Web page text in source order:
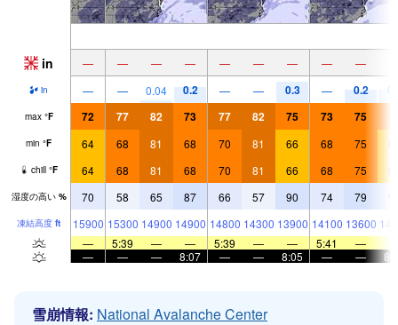
in — — — — — — — — —
in — — 0.04 0.2 — — 0.3 — 0.2
max °F 72 77 82 73 77 82 75 73 75
min °F 64 68 81 68 70 81 66 68 75
chill °F 64 68 81 68 70 81 66 68 75
湿度の高い % 70 58 65 87 66 57 90 74 79
凍結高度 ft 15900 15300 14900 14900 14800 14300 13900 14100 13600
—
5:39 — — 5:39 — — 5:41 —
—
— — 8:07 — — 8:05 — —
雪崩情報: National Avalanche Center